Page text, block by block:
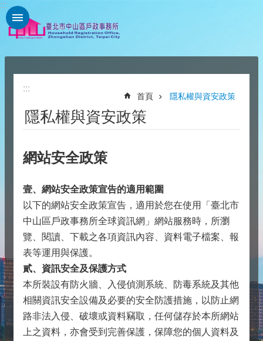
跳到主要內容區塊
:::
:::
首頁 隱私權與資安政策
隱私權與資安政策
網站安全政策
壹、網站安全政策宣告的適用範圍
以下的網站安全政策宣告，適用於您在使用「臺北市
中山區戶政事務所全球資訊網」網站服務時，所瀏
覽、閱讀、下載之各項資訊內容、資料電子檔案、報
表等運用與保護。
貳、資訊安全及保護方式
本所裝設有防火牆、入侵偵測系統、防毒系統及其他
相關資訊安全設備及必要的安全防護措施，以防止網
路非法入侵、破壞或資料竊取，任何儲存於本所網站
上之資料，亦會受到完善保護，保障您的個人資料及